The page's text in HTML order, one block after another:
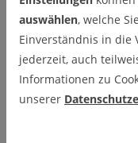
Dr. rer. nat. Udo Bartlang
Dipl.-Wirt.-Inf. Thomas
Dipl.-Wirt.-Inf. Olivier
auswählen, welche
Einverständnis in die
jederzeit, auch
Informationen zu
unserer